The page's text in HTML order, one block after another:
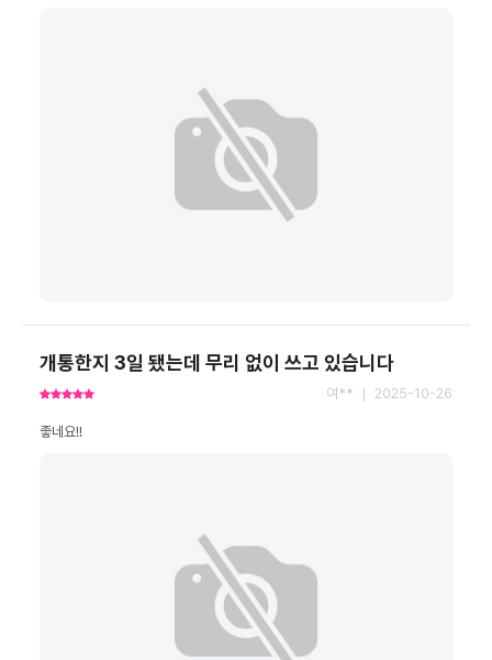
개통한지 3일 됐는데 무리 없이 쓰고 있습니다
여** ｜ 2025-10-26
좋네요!!